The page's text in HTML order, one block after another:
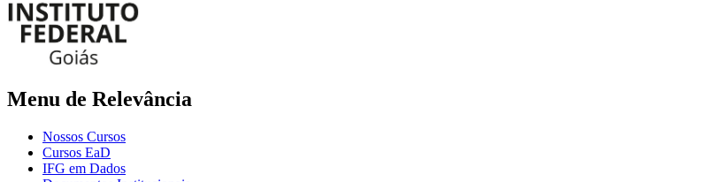
Menu de Relevância
Nossos Cursos
Cursos EaD
IFG em Dados